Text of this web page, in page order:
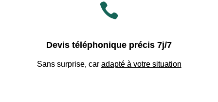

Devis téléphonique précis 7j/7
Sans surprise, car adapté à votre situation